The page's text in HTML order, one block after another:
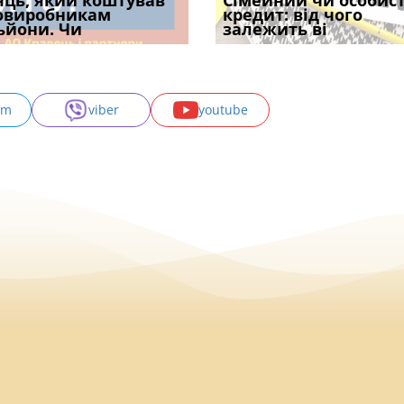
шкоди проставляється
апостиль: пер
Чи
Ростислава Кравця, що
опублі
у 2026 році:
засто
кредит: від чого
залежить ві
підтвердив, що
може скас
viber youtube